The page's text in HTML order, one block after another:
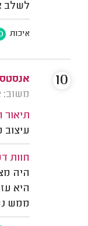
לשלב
איכות
משוב: 20/01/2022
תיאור
חוות
היה
היא
ממש
10